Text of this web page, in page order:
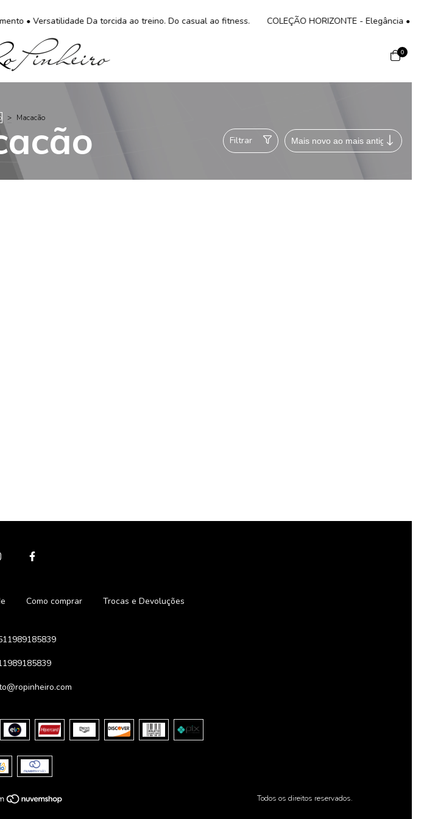
• Versatilidade Da torcida ao treino. Do casual ao fitness. COLEÇÃO HORIZONTE - Elegância •
0
> Macacão
Filtrar
Como comprar Trocas e Devoluções
Todos os direitos reservados.